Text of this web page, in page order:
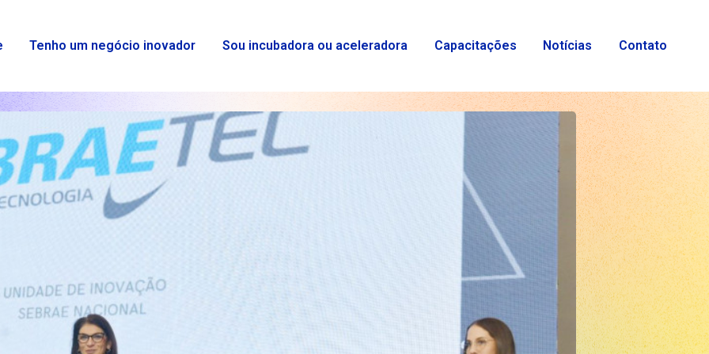
Tenho um negócio inovador Sou incubadora ou aceleradora Capacitações Notícias Contato